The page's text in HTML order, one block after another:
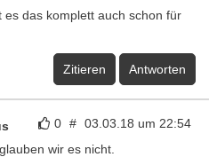
es das komplett auch schon für
Zitieren Antworten
0 # 03.03.18 um 22:54
wir es nicht.